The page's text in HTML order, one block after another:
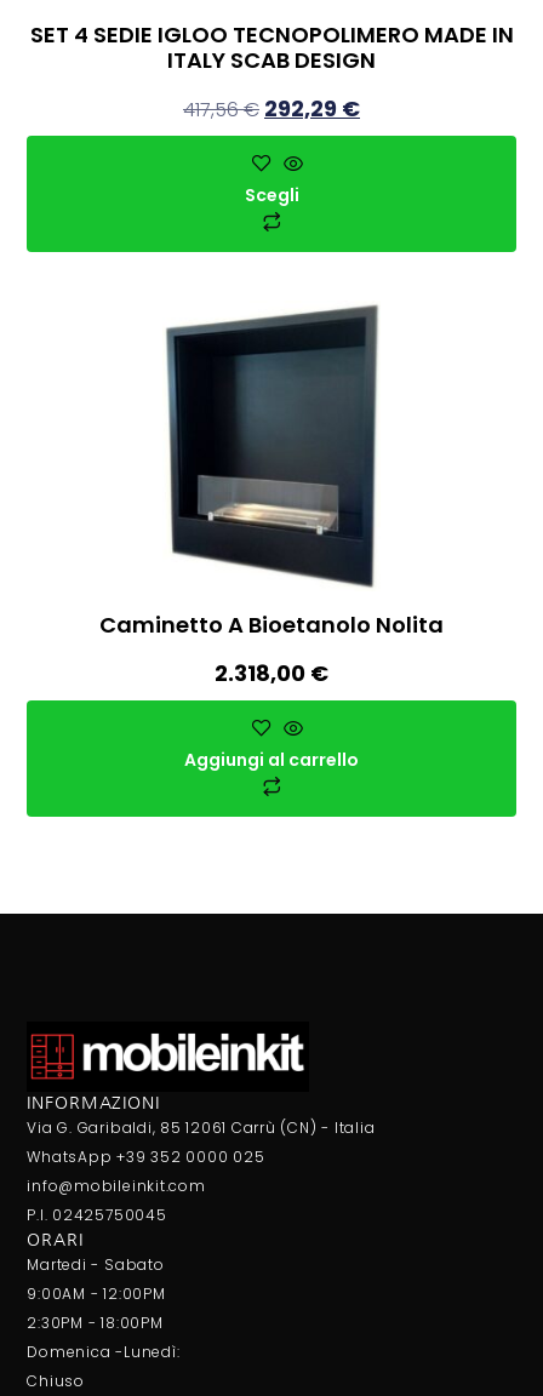
SET 4 SEDIE IGLOO TECNOPOLIMERO MADE IN
ITALY SCAB DESIGN
417,56€ 292,29 €
Scegli
Caminetto A Bioetanolo Nolita
2.318,00 €
Aggiungi al carrello
INFORMAZIONI
Via G. Garibaldi, 85 12061 Carrù (CN) - Italia
WhatsApp +39 352 0000 025
info@mobileinkit.com
P.I. 02425750045
ORARI
Martedi - Sabato
9:00AM - 12:00PM
2:30PM - 18:00PM
Domenica -Lunedì:
Chiuso